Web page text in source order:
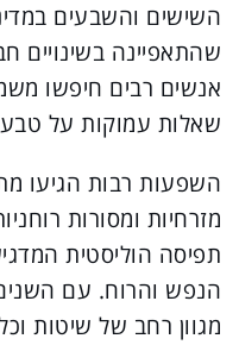
השישים והשבעים
שהתאפיינה בשינויים
אנשים רבים חיפשו
שאלות עמוקות על
השפעות רבות הגיעו
מזרחיות ומסורות
תפיסה הוליסטית
הנפש והרוח. עם
מגוון רחב של שיטות